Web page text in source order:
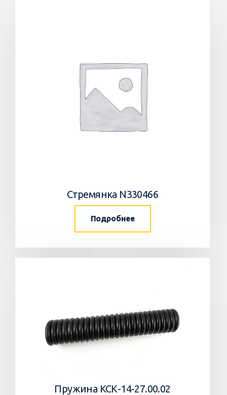
Стремянка N330466
Подробнее
Пружина КСК-14-27.00.02